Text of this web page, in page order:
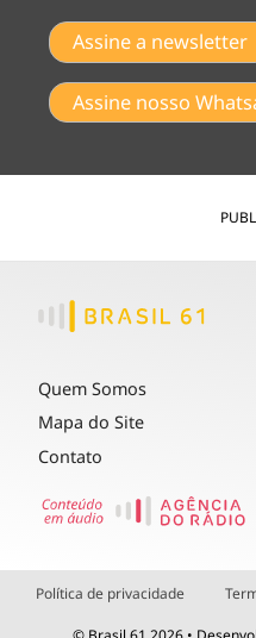
Assine a newsletter
Assine nosso
Quem Somos
Mapa do Site
Contato
Política de privacidade